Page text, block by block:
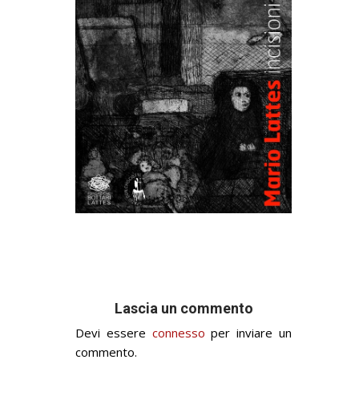
Lascia un commento
Devi essere connesso per inviare un
commento.